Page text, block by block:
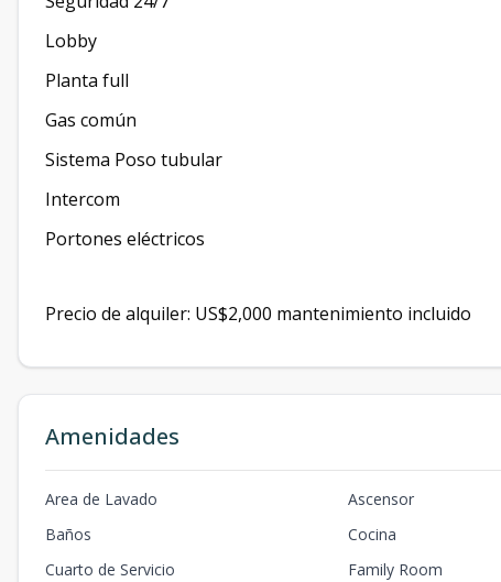
Lobby
Planta full
Gas común
Sistema Poso tubular
Intercom
Portones eléctricos
Precio de alquiler: US$2,000 mantenimiento incluido
Amenidades
Area de Lavado Ascensor
Baños
Cocina
Cuarto de Servicio
Family Room